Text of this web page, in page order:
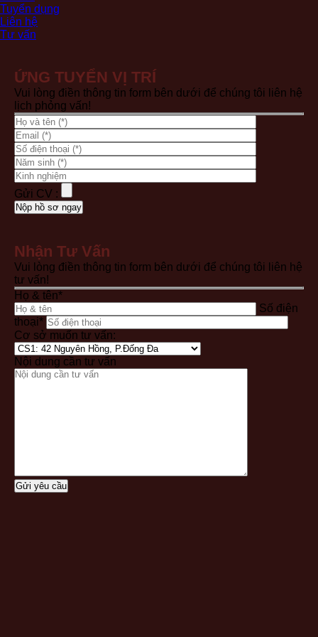
Tuyển dụng
Liên hệ
Tư vấn
ỨNG TUYỂN VỊ TRÍ
Vui lòng điền thông tin form bên dưới để chúng tôi liên hệ
lịch phỏng vấn!
Gửi CV :
Nhận Tư Vấn
Vui lòng điền thông tin form bên dưới để chúng tôi liên hệ
tư vấn!
Họ & tên*
Số điện
thoại*
Cơ sở muốn tư vấn:
Nội dung cần tư vấn